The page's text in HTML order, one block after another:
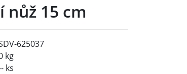
nůž 15 cm
625037
kg
ks